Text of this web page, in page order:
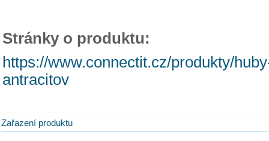
Stránky o produktu:
https://www.connectit.cz/produkty/
antracitov
Zařazení produktu